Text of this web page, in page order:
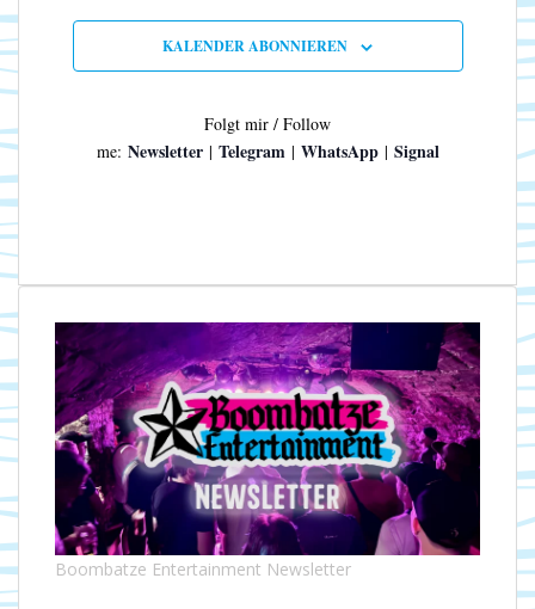
N
v
KALENDER ABONNIEREN
Folgt mir / Follow
me: Newsletter| Telegram| WhatsApp| Signal
Boombatze Entertainment Newsletter